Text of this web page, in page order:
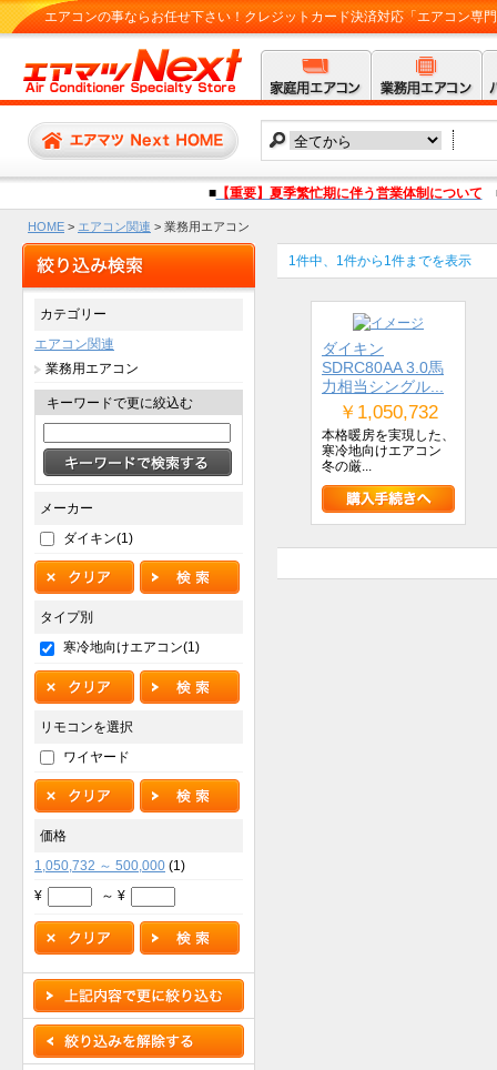
エアコンの事ならお任せ下さい！クレジットカード決済対応「エアコン専
■【重要】夏季繁忙期に伴う営業体制について
HOME > エアコン関連 > 業務用エアコン
1件中、1件から1件までを表示
ダイキン
SDRC80AA 3.0馬
力相当シングル...
￥1,050,732
本格暖房を実現した、
寒冷地向けエアコン
冬の厳...
カテゴリー
エアコン関連
業務用エアコン
キーワードで更に絞込む
メーカー
ダイキン(1)
タイプ別
寒冷地向けエアコン(1)
リモコンを選択
ワイヤード
価格
1,050,732 ～ 500,000 (1)
¥
～ ¥